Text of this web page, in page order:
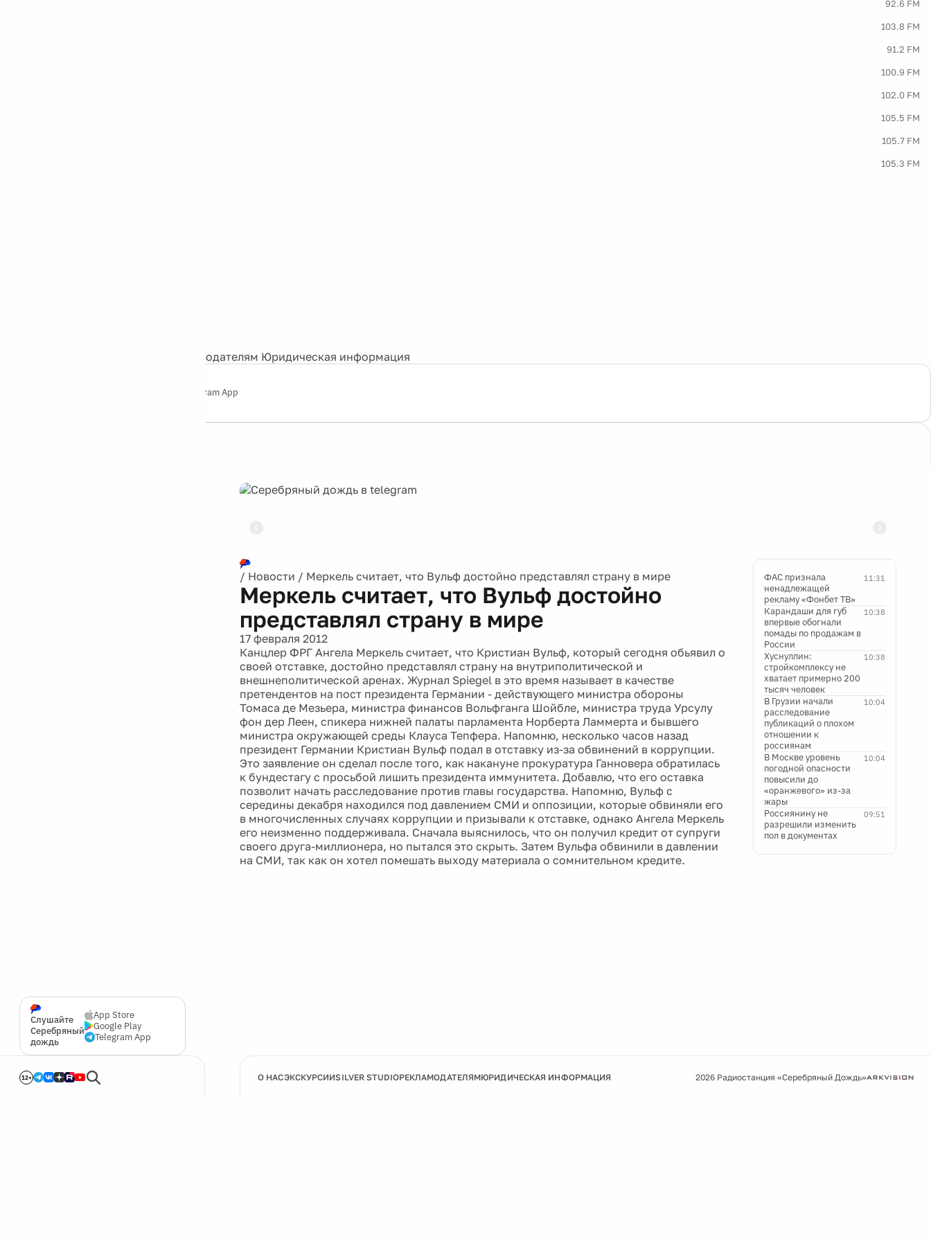
92.6 FM
103.8 FM
91.2 FM
100.9 FM
102.0 FM
105.5 FM
105.7 FM
105.3 FM
Рекламодателям Юридическая информация
Telegram App
Слушайте
Серебряный
дождь
App Store
Google Play
Telegram App
12+
/ Новости / Меркель считает, что Вульф достойно представлял страну в мире
Меркель считает, что Вульф достойно
представлял страну в мире
17 февраля 2012
Канцлер ФРГ Ангела Меркель считает, что Кристиан Вульф, который сегодня обьявил о
своей отставке, достойно представлял страну на внутриполитической и
внешнеполитической аренах. Журнал Spiegel в это время называет в качестве
претендентов на пост президента Германии - действующего министра обороны
Томаса де Мезьера, министра финансов Вольфганга Шойбле, министра труда Урсулу
фон дер Леен, спикера нижней палаты парламента Норберта Ламмерта и бывшего
министра окружающей среды Клауса Тепфера. Напомню, несколько часов назад
президент Германии Кристиан Вульф подал в отставку из-за обвинений в коррупции.
Это заявление он сделал после того, как накануне прокуратура Ганновера обратилась
к бундестагу с просьбой лишить президента иммунитета. Добавлю, что его оставка
позволит начать расследование против главы государства. Напомню, Вульф с
середины декабря находился под давлением СМИ и оппозиции, которые обвиняли его
в многочисленных случаях коррупции и призывали к отставке, однако Ангела Меркель
его неизменно поддерживала. Сначала выяснилось, что он получил кредит от супруги
своего друга-миллионера, но пытался это скрыть. Затем Вульфа обвинили в давлении
на СМИ, так как он хотел помешать выходу материала о сомнительном кредите.
11:31
ФАС признала
ненадлежащей
рекламу «Фонбет ТВ»
10:38
Карандаши для губ
впервые обогнали
помады по продажам в
России
10:38
Хуснуллин:
стройкомплексу не
хватает примерно 200
тысяч человек
10:04
В Грузии начали
расследование
публикаций о плохом
отношении к
россиянам
10:04
В Москве уровень
погодной опасности
повысили до
«оранжевого» из-за
жары
09:51
Россиянину не
разрешили изменить
пол в документах
О НАСЭКСКУРСИИSILVER STUDIOРЕКЛАМОДАТЕЛЯМЮРИДИЧЕСКАЯ ИНФОРМАЦИЯ 2026 Радиостанция «Серебряный Дождь»